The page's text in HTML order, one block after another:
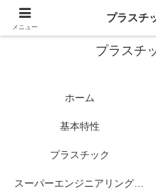
プラスチッ
プラスチ
ホーム
基本特性
プラスチック
スーパーエンジニアリング・プラスチック
メニュー
プラスチ